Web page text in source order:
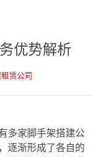
优势解析
赁公司
多家脚手架搭建公
逐渐形成了各自的